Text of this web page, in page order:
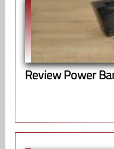
Review Power